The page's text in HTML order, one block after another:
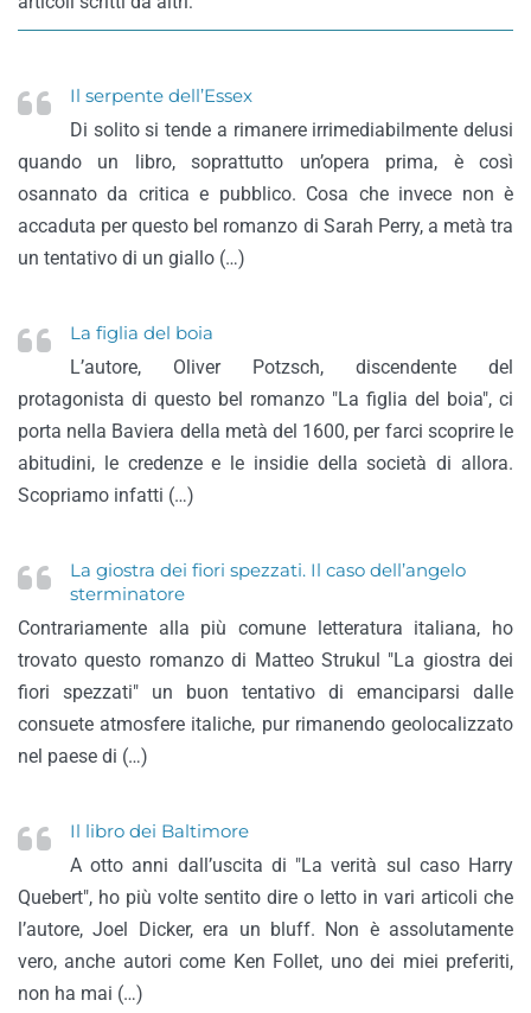
Il serpente dell’Essex
Di solito si tende a rimanere irrimediabilmente delusi
quando un libro, soprattutto un’opera prima, è così
osannato da critica e pubblico. Cosa che invece non è
accaduta per questo bel romanzo di Sarah Perry, a metà tra
un tentativo di un giallo (…)
La figlia del boia
L’autore, Oliver Potzsch, discendente del
protagonista di questo bel romanzo "La figlia del boia", ci
porta nella Baviera della metà del 1600, per farci scoprire le
abitudini, le credenze e le insidie della società di allora.
Scopriamo infatti (…)
La giostra dei fiori spezzati. Il caso dell’angelo
sterminatore
Contrariamente alla più comune letteratura italiana, ho
trovato questo romanzo di Matteo Strukul "La giostra dei
fiori spezzati" un buon tentativo di emanciparsi dalle
consuete atmosfere italiche, pur rimanendo geolocalizzato
nel paese di (…)
Il libro dei Baltimore
A otto anni dall’uscita di "La verità sul caso Harry
Quebert", ho più volte sentito dire o letto in vari articoli che
l’autore, Joel Dicker, era un bluff. Non è assolutamente
vero, anche autori come Ken Follet, uno dei miei preferiti,
non ha mai (…)